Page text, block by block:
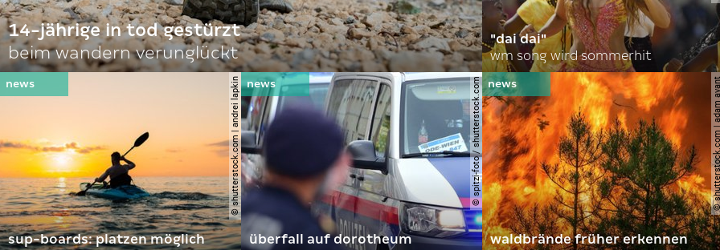
14-jährige in tod gestürzt
beim wandern verunglückt
"dai dai"
wm song wird sommerhit
© shutterstock.com | andrei lapkin
sup-boards: platzen möglich
© spitzi-foto / shutterstock.com
überfall auf dorotheum
©
waldbrände früher erkennen